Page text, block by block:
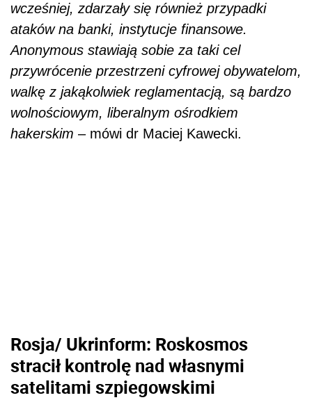
wcześniej, zdarzały się również przypadki
ataków na banki, instytucje finansowe.
Anonymous stawiają sobie za taki cel
przywrócenie przestrzeni cyfrowej obywatelom,
walkę z jakąkolwiek reglamentacją, są bardzo
wolnościowym, liberalnym ośrodkiem
hakerskim – mówi dr Maciej Kawecki.
Rosja/ Ukrinform: Roskosmos
stracił kontrolę nad własnymi
satelitami szpiegowskimi